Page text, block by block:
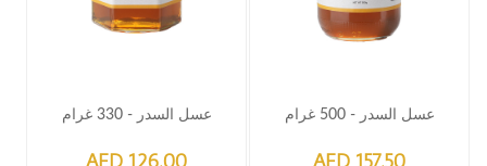
عسل السدر - 500 غرام
AED 157.50
عسل السدر - 330 غرام
AED 126.00